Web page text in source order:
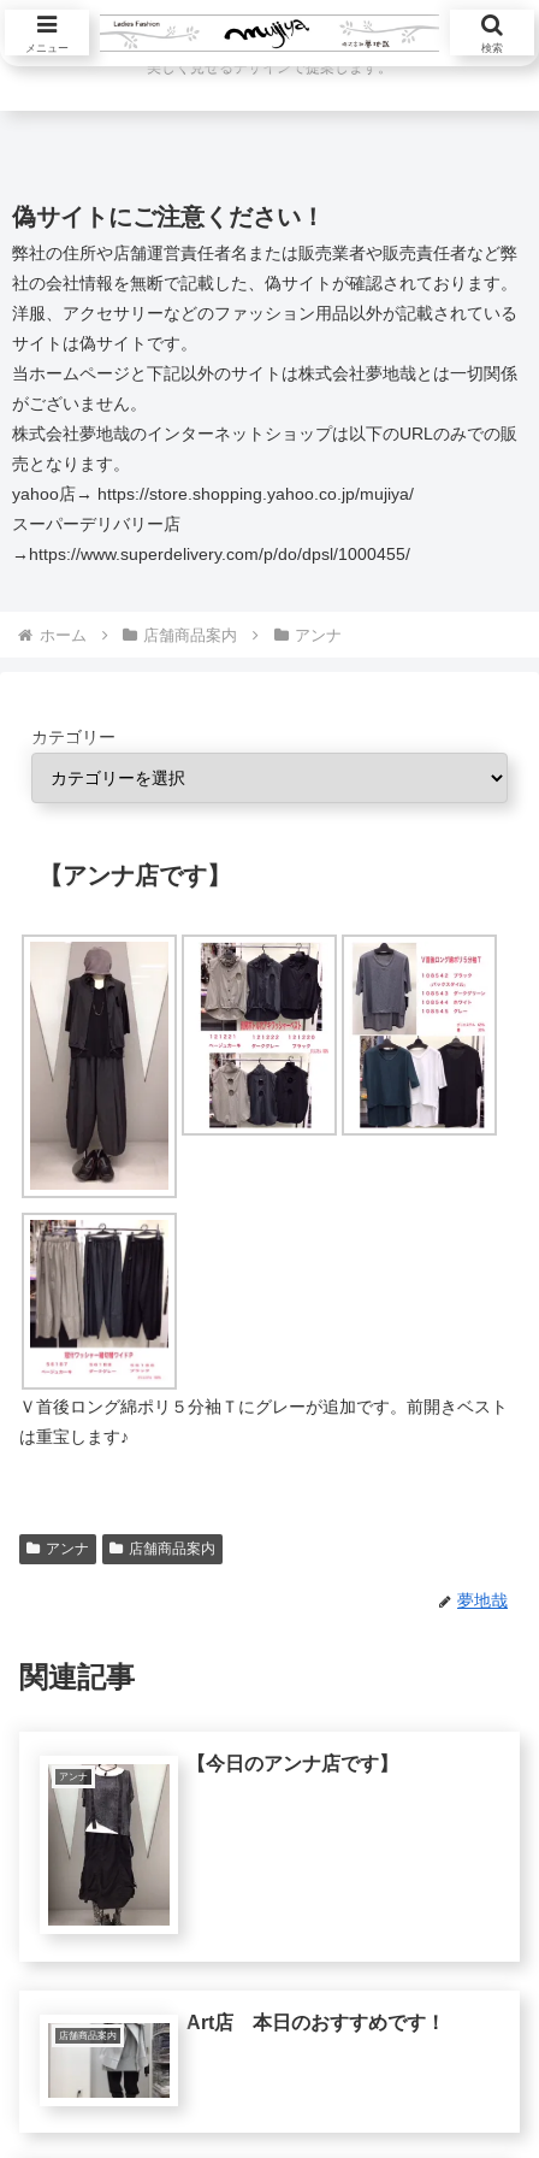
ハツラツと活躍する大人の女性が本当に欲しい服を自然素材中心に自然体を
美しく見せるデザインで提案します。
偽サイトにご注意ください！
弊社の住所や店舗運営責任者名または販売業者や販売責任者など弊
社の会社情報を無断で記載した、偽サイトが確認されております。
洋服、アクセサリーなどのファッション用品以外が記載されている
サイトは偽サイトです。
当ホームページと下記以外のサイトは株式会社夢地哉とは一切関係
がございません。
株式会社夢地哉のインターネットショップは以下のURLのみでの販
売となります。
yahoo店→ https://store.shopping.yahoo.co.jp/mujiya/
スーパーデリバリー店
→https://www.superdelivery.com/p/do/dpsl/1000455/
ホーム 店舗商品案内 アンナ
カテゴリー
【アンナ店です】
Ｖ首後ロング綿ポリ５分袖Ｔにグレーが追加です。前開きベスト
は重宝します♪
アンナ 店舗商品案内
夢地哉
関連記事
アンナ
【今日のアンナ店です】
店舗商品案内
Art店 本日のおすすめです！
メニュー 検索